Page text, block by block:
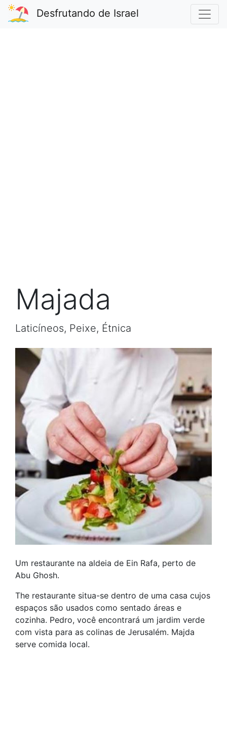
Desfrutando de Israel
Majada
Laticíneos, Peixe, Étnica
Um restaurante na aldeia de Ein Rafa, perto de
Abu Ghosh.
The restaurante situa-se dentro de uma casa cujos
espaços são usados como sentado áreas e
cozinha. Pedro, você encontrará um jardim verde
com vista para as colinas de Jerusalém. Majda
serve comida local.